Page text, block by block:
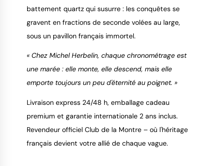
battement quartz qui susurre : les conquêtes se
gravent en fractions de seconde volées au large,
sous un pavillon français immortel.
« Chez Michel Herbelin, chaque chronométrage est
une marée : elle monte, elle descend, mais elle
emporte toujours un peu d'éternité au poignet. »
Livraison express 24/48 h, emballage cadeau
premium et garantie internationale 2 ans inclus.
Revendeur officiel Club de la Montre – où l'héritage
français devient votre allié de chaque vague.